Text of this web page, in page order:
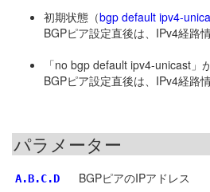
初期状態（bgp default ipv4-
BGPピア設定直後は、IPv4経路
「no bgp default ipv4-unicast」
BGPピア設定直後は、IPv4経路
パラメーター
A.B.C.D BGPピアのIPアドレス